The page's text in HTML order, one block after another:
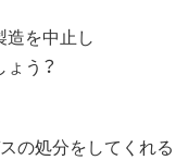
を中止し
う？
の処分をしてくれる